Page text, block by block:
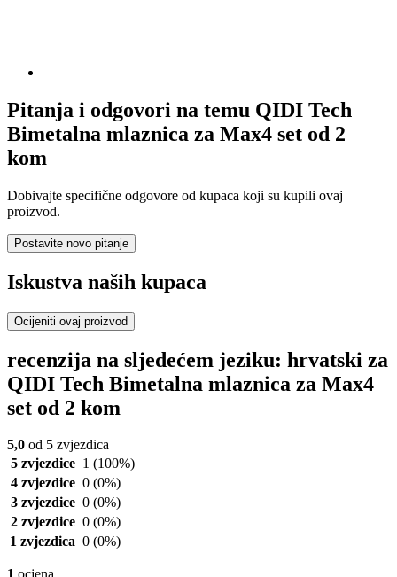
Pitanja i odgovori na temu QIDI Tech
Bimetalna mlaznica za Max4 set od 2
kom
Dobivajte specifične odgovore od kupaca koji su kupili ovaj
proizvod.
Postavite novo pitanje
Iskustva naših kupaca
Ocijeniti ovaj proizvod
recenzija na sljedećem jeziku: hrvatski za
QIDI Tech Bimetalna mlaznica za Max4
set od 2 kom
5,0 od 5 zvjezdica
5 zvjezdice 1 (100%)
4 zvjezdice 0 (0%)
3 zvjezdice 0 (0%)
2 zvjezdice 0 (0%)
1 zvjezdica 0 (0%)